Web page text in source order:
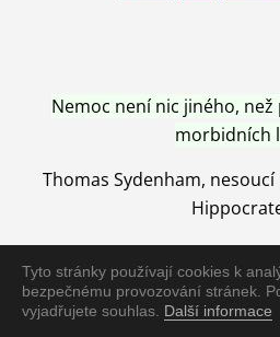
Tyto stránky používají cookies k
bezpečnému provozování stránek.
vyjadřujete souhlas. Další informace
Nemoc není nic jiného,
morbidních
Thomas Sydenham,
Nemoc je vyléčena jen